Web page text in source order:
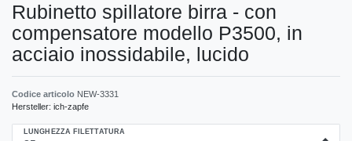
Rubinetto spillatore birra - con
compensatore modello P3500, in
acciaio inossidabile, lucido
Codice articolo NEW-3331
Hersteller: ich-zapfe
LUNGHEZZA FILETTATURA